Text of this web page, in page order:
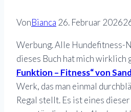
VonBianca 26. Februar 2026
Werbung. Alle Hundefitness-
dieses Buch hat mich wirklich
Funktion – Fitness“ von
Werk, das man einmal
Regal stellt. Es ist eines